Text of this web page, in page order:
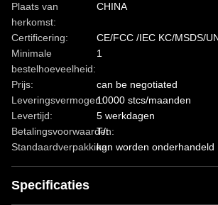
Plaats van
herkomst:
CHINA
Certificering:
CE/FCC /IEC KC/MSDS/
Minimale
bestelhoeveelheid:
1
Prijs:
can be negotiated
Leveringsvermogen:10000 stcs/maanden
Levertijd:
5 werkdagen
Betalingsvoorwaarden:
T/t
Standaardverpakking:kan worden onderhandeld
Specificaties